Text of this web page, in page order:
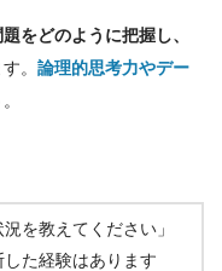
をどのように把握し、
。 論理的思考力やデー
を教えてください」
した経験はあります